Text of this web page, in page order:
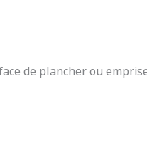
de plancher ou